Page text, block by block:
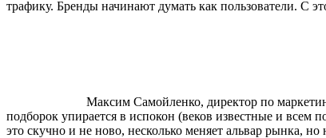
трафику. Бренды начинают думать как пользователи. С
Максим Самойленко, директор по
подборок упирается в испокон (веков известные и
это скучно и не ново, несколько меняет альвар рынка, но